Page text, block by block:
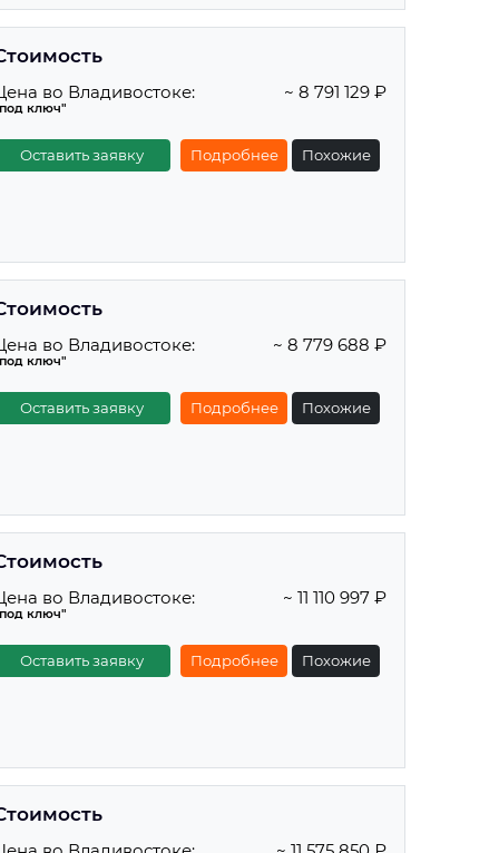
во Владивостоке:
ключ"
~ 8 791 129 ₽
Оставить заявку Подробнее Похожие
во Владивостоке:
ключ"
~ 8 779 688 ₽
Оставить заявку Подробнее Похожие
во Владивостоке:
ключ"
~ 11 110 997 ₽
Оставить заявку Подробнее Похожие